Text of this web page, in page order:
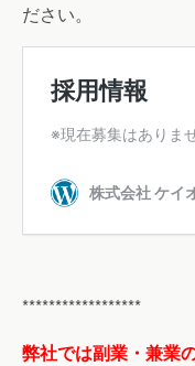
ださい。
******************
弊社では副業・兼業